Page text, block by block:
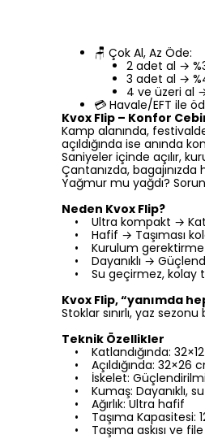
🪑 Çok Al, Az Öde:
2 adet al →
3 adet al →
4 ve üzeri al
💳 Havale/EFT ile
Kvox Flip – Konfor
Kamp alanında,
açıldığında ise anında
Saniyeler içinde açılır,
Çantanızda,
Yağmur mu yağdı?
Neden Kvox Flip?
• Ultra kompakt →
• Hafif → Taşıması
• Kurulum
• Dayanıklı →
• Su geçirmez, kolay
Kvox Flip, “yanımda
Stoklar sınırlı, yaz
Teknik Özellikler
• Katlandığında:
• Açıldığında: 32×26
• İskelet:
• Kumaş: Dayanıklı,
• Ağırlık: Ultra hafif
• Taşıma Kapasitesi:
• Taşıma askısı ve